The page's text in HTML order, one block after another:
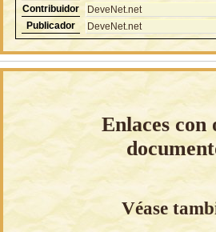
Contribuidor
DeveNet.net
Publicador
DeveNet.net
Enlaces con
Véase